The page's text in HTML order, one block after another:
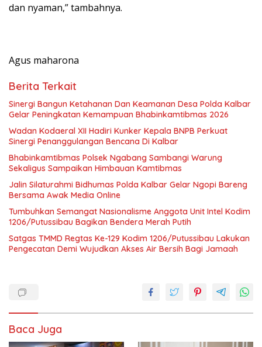
dan nyaman,” tambahnya.
Agus maharona
Berita Terkait
Sinergi Bangun Ketahanan Dan Keamanan Desa Polda Kalbar
Gelar Peningkatan Kemampuan Bhabinkamtibmas 2026
Wadan Kodaeral XII Hadiri Kunker Kepala BNPB Perkuat
Sinergi Penanggulangan Bencana Di Kalbar
Bhabinkamtibmas Polsek Ngabang Sambangi Warung
Sekaligus Sampaikan Himbauan Kamtibmas
Jalin Silaturahmi Bidhumas Polda Kalbar Gelar Ngopi Bareng
Bersama Awak Media Online
Tumbuhkan Semangat Nasionalisme Anggota Unit Intel Kodim
1206/Putussibau Bagikan Bendera Merah Putih
Satgas TMMD Regtas Ke-129 Kodim 1206/Putussibau Lakukan
Pengecatan Demi Wujudkan Akses Air Bersih Bagi Jamaah
Baca Juga